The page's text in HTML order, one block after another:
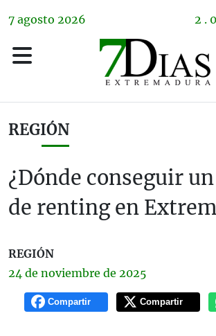
7 agosto 2026 2 .
REGIÓN
¿Dónde conseguir
de renting en
REGIÓN
24 de noviembre de 2025
Compartir Compartir